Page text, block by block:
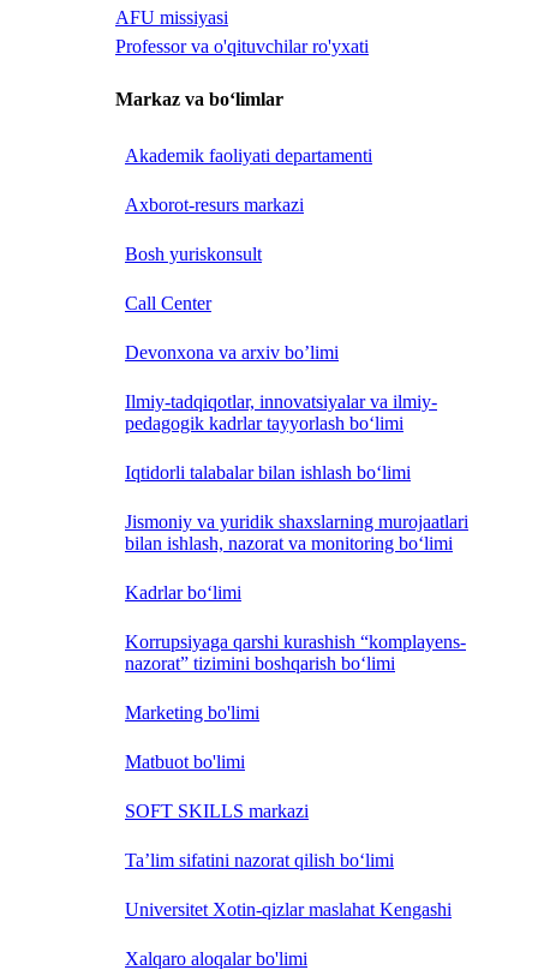
AFU missiyasi
Professor va o'qituvchilar ro'yxati
Markaz va bo‘limlar
Akademik faoliyati departamenti
Axborot-resurs markazi
Bosh yuriskonsult
Call Center
Devonxona va arxiv bo’limi
Ilmiy-tadqiqotlar, innovatsiyalar va ilmiy-
pedagogik kadrlar tayyorlash bo‘limi
Iqtidorli talabalar bilan ishlash bo‘limi
Jismoniy va yuridik shaxslarning murojaatlari
bilan ishlash, nazorat va monitoring bo‘limi
Kadrlar bo‘limi
Korrupsiyaga qarshi kurashish “komplayens-
nazorat” tizimini boshqarish bo‘limi
Marketing bo'limi
Matbuot bo'limi
SOFT SKILLS markazi
Ta’lim sifatini nazorat qilish bo‘limi
Universitet Xotin-qizlar maslahat Kengashi
Xalqaro aloqalar bo'limi